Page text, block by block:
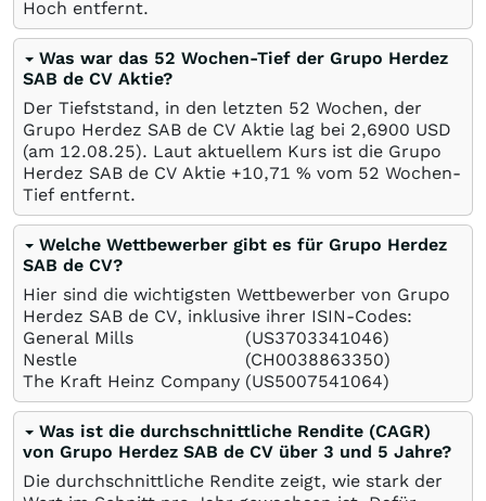
Hoch entfernt.
Was war das 52 Wochen-Tief der Grupo Herdez
SAB de CV Aktie?
Der Tiefststand, in den letzten 52 Wochen, der
Grupo Herdez SAB de CV Aktie lag bei 2,6900 USD
(am 12.08.25). Laut aktuellem Kurs ist die Grupo
Herdez SAB de CV Aktie +10,71 % vom 52 Wochen-
Tief entfernt.
Welche Wettbewerber gibt es für Grupo Herdez
SAB de CV?
Hier sind die wichtigsten Wettbewerber von Grupo
Herdez SAB de CV, inklusive ihrer ISIN-Codes:
General Mills
(US3703341046)
Nestle
(CH0038863350)
The Kraft Heinz Company (US5007541064)
Was ist die durchschnittliche Rendite (CAGR)
von Grupo Herdez SAB de CV über 3 und 5 Jahre?
Die durchschnittliche Rendite zeigt, wie stark der